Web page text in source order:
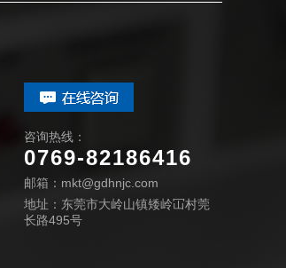
咨询热线：
0769-82186416
邮箱：mkt@gdhnjc.com
地址：东莞市大岭山镇矮岭冚村莞
长路495号